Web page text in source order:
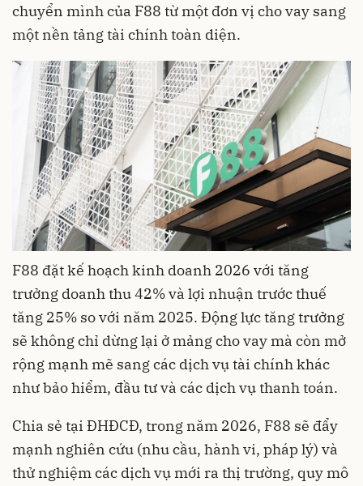
chuyển mình của F88 từ một đơn vị cho vay sang
một nền tảng tài chính toàn diện.
F88 đặt kế hoạch kinh doanh 2026 với tăng
trưởng doanh thu 42% và lợi nhuận trước thuế
tăng 25% so với năm 2025. Động lực tăng trưởng
sẽ không chỉ dừng lại ở mảng cho vay mà còn mở
rộng mạnh mẽ sang các dịch vụ tài chính khác
như bảo hiểm, đầu tư và các dịch vụ thanh toán.
Chia sẻ tại ĐHĐCĐ, trong năm 2026, F88 sẽ đẩy
mạnh nghiên cứu (nhu cầu, hành vi, pháp lý) và
thử nghiệm các dịch vụ mới ra thị trường, quy mô